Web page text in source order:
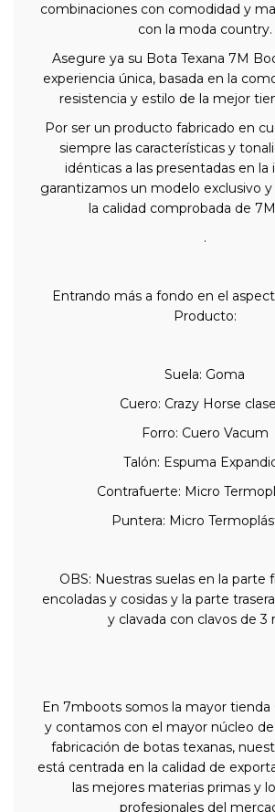
combinaciones con comodidad y
con la moda country.
Asegure ya su Bota Texana 7M
experiencia única, basada en la
resistencia y estilo de la mejor
Por ser un producto fabricado en
siempre las características y
idénticas a las presentadas en la
garantizamos un modelo exclusivo
la calidad comprobada de
.
Entrando más a fondo en el
Producto:
Suela: Goma
Cuero: Crazy Horse
Forro: Cuero Vacum
Talón: Espuma
Contrafuerte: Micro
Puntera: Micro
OBS: Nuestras suelas en la parte
encoladas y cosidas y la parte
y clavada con clavos de 3
En 7mboots somos la mayor tienda
y contamos con el mayor núcleo
fabricación de botas texanas,
está centrada en la calidad de
las mejores materias primas y
profesionales del